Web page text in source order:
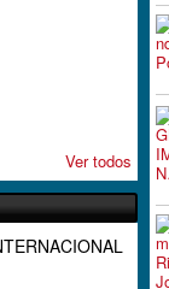
Ver todos